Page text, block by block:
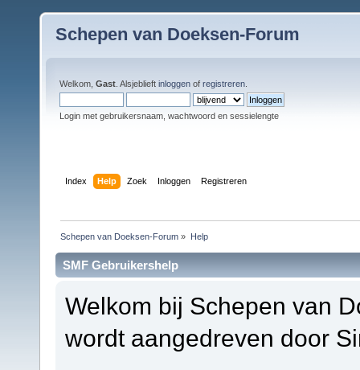
Schepen van Doeksen-Forum
Welkom, Gast . Alsjeblieft inloggen of registreren
Login met gebruikersnaam, wachtwoord en sessielengte
Index Help Zoek Inloggen Registreren
Schepen van Doeksen-Forum » Help
SMF Gebruikershelp
Welkom bij Schepen van
wordt aangedreven door